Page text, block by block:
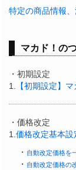
特定の商品情報
マカド！の
・初期設定
1.
【初期設定】
・価格改定
1. 価格改定基本設
・ 自動改定価格を
・ 自動改定価格の